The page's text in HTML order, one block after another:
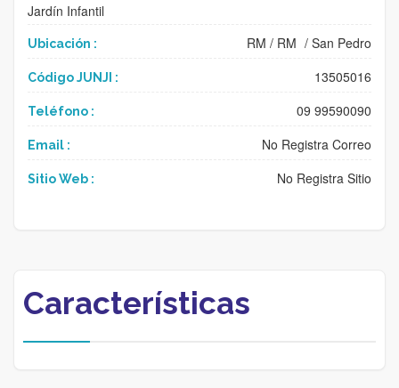
Jardín Infantil
Ubicación : RM / RM / San Pedro
Código JUNJI : 13505016
Teléfono : 09 99590090
Email : No Registra Correo
Sitio Web : No Registra Sitio
Características